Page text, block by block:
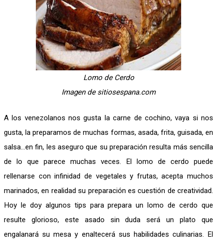
Lomo de Cerdo
Imagen de sitiosespana.com
A los venezolanos nos gusta la carne de cochino, vaya si nos
gusta, la preparamos de muchas formas, asada, frita, guisada, en
salsa...en fin, les aseguro que su preparación resulta más sencilla
de lo que parece muchas veces. El lomo de cerdo puede
rellenarse con infinidad de vegetales y frutas, acepta muchos
marinados, en realidad su preparación es cuestión de creatividad.
Hoy le doy algunos tips para prepara un lomo de cerdo que
resulte glorioso, este asado sin duda será un plato que
engalanará su mesa y enaltecerá sus habilidades culinarias. El